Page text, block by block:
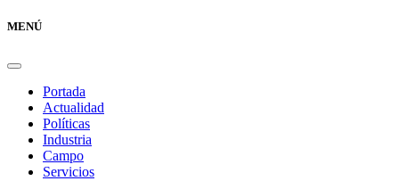
MENÚ
Portada
Actualidad
Políticas
Industria
Campo
Servicios